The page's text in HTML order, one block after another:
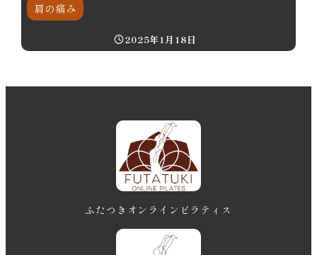
肩の痛み
投稿日
2025年1月18日
ふたつきオンラインピラティス